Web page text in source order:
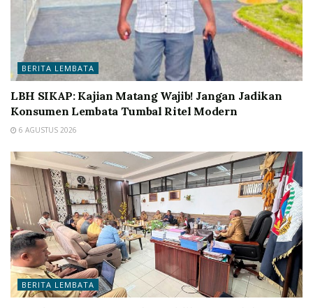
BERITA LEMBATA
LBH SIKAP: Kajian Matang Wajib! Jangan Jadikan
Konsumen Lembata Tumbal Ritel Modern
6 AGUSTUS 2026
BERITA LEMBATA